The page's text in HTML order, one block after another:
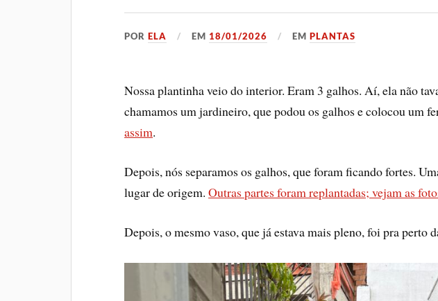
PORELA EM 18/01/2026 EMPLANTAS
Nossa plantinha veio do interior. Eram 3 galhos. Aí, ela não
chamamos um jardineiro, que podou os galhos e colocou um
assim.
Depois, nós separamos os galhos, que foram ficando fortes.
lugar de origem.Outras partes foram replantadas; vejam as
Depois, o mesmo vaso, que já estava mais pleno, foi pra perto